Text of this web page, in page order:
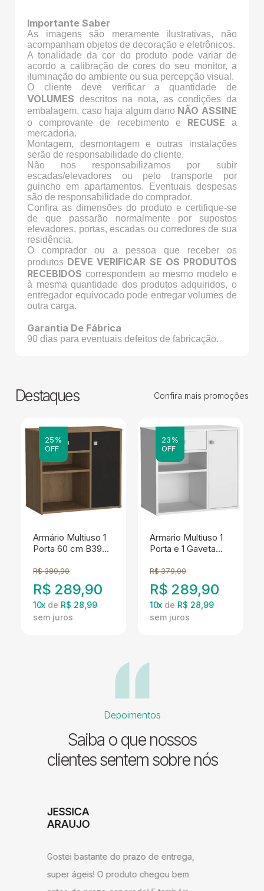
Importante Saber
As imagens são meramente ilustrativas, não
acompanham objetos de decoração e eletrônicos.
A tonalidade da cor do produto pode variar de
acordo a calibração de cores do seu monitor, a
iluminação do ambiente ou sua percepção visual.
O cliente deve verificar a quantidade de
VOLUMES descritos na nota, as condições da
embalagem, caso haja algum dano NÃO ASSINE
o comprovante de recebimento e RECUSE a
mercadoria.
Montagem, desmontagem e outras instalações
serão de responsabilidade do cliente.
Não nos responsabilizamos por subir
escadas/elevadores ou pelo transporte por
guincho em apartamentos. Eventuais despesas
são de responsabilidade do comprador.
Confira as dimensões do produto e certifique-se
de que passarão normalmente por supostos
elevadores, portas, escadas ou corredores de sua
residência.
O comprador ou a pessoa que receber os
produtos DEVE VERIFICAR SE OS PRODUTOS
RECEBIDOS correspondem ao mesmo modelo e
à mesma quantidade dos produtos adquiridos, o
entregador equivocado pode entregar volumes de
outra carga.
Garantia De Fábrica
90 dias para eventuais defeitos de fabricação.
Destaques Confira mais promoções
25%
OFF
Armário Multiuso 1
Porta 60 cm B39
R$ 389,90
R$ 289,90
10x de R$ 28,99
23%
OFF
Armario Multiuso 1
Porta e 1 Gaveta
NOVAM
R$ 379,00
R$ 289,90
10x de R$ 28,99
Depoimentos
Saiba o que nossos
clientes sentem sobre nós
ADILSON
entrega! Estou satisfeito com o produto,
recomendo a todos que desejam ter um